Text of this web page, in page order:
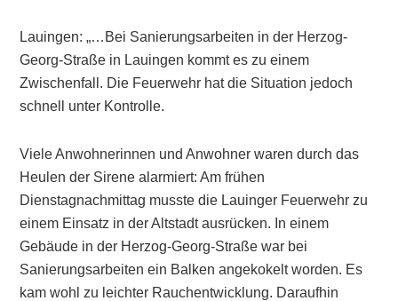
Lauingen: „…Bei Sanierungsarbeiten in der Herzog-
Georg-Straße in Lauingen kommt es zu einem
Zwischenfall. Die Feuerwehr hat die Situation jedoch
schnell unter Kontrolle.
Viele Anwohnerinnen und Anwohner waren durch das
Heulen der Sirene alarmiert: Am frühen
Dienstagnachmittag musste die Lauinger Feuerwehr zu
einem Einsatz in der Altstadt ausrücken. In einem
Gebäude in der Herzog-Georg-Straße war bei
Sanierungsarbeiten ein Balken angekokelt worden. Es
kam wohl zu leichter Rauchentwicklung. Daraufhin